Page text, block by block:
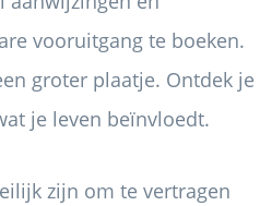
vooruitgang te boeken.
groter plaatje. Ontdek je
je leven beïnvloedt.
zijn om te vertragen